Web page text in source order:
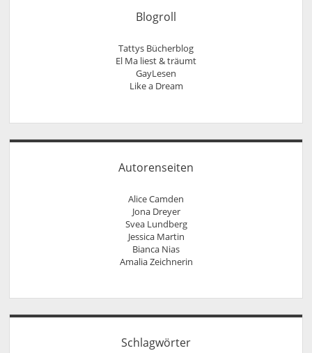
Blogroll
Tattys Bücherblog
El Ma liest & träumt
GayLesen
Like a Dream
Autorenseiten
Alice Camden
Jona Dreyer
Svea Lundberg
Jessica Martin
Bianca Nias
Amalia Zeichnerin
Schlagwörter